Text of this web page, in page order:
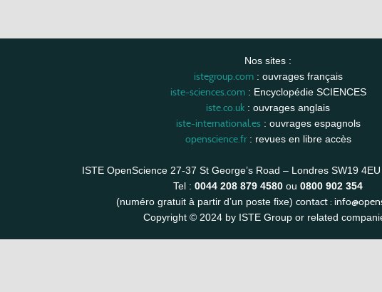
Nos sites :
istegroup.com: ouvrages français
iste-sciences.com: Encyclopédie SCIENCES
iste.co.uk : ouvrages anglais
iste-international.es: ouvrages espagnols
openscience.fr: revues en libre accès
ISTE OpenScience 27-37 St George’s Road – Londres SW19
Tel : 0044 208 879 4580 ou 0800 902 354
(numéro gratuit à partir d’un poste fixe) contact :
Copyright © 2024 by ISTE Group or related